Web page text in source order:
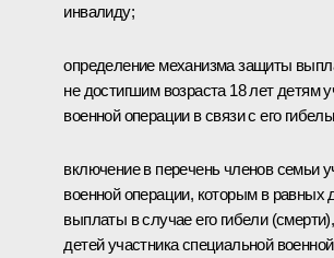
инвалиду;
определение механизма защиты
не достигшим возраста 18 лет детям
военной операции в связи с его
включение в перечень членов семьи
военной операции, которым в равных
выплаты в случае его гибели
детей участника специальной